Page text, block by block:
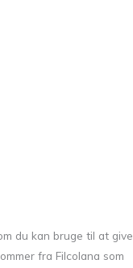
du kan bruge til at give
fra Filcolana som